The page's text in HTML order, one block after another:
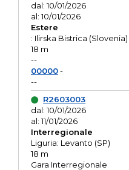
dal: 10/01/2026
al: 10/01/2026
Estere
: Ilirska Bistrica (Slovenia)
18 m
--
00000-
--
R2603003
dal: 10/01/2026
al: 11/01/2026
Interregionale
Liguria: Levanto (SP)
18 m
Gara Interregionale